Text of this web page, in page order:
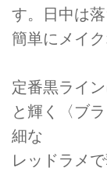
す。日中は
簡単にメイ
定番黒ライ
と輝く〈ブ
細な
レッドラメ